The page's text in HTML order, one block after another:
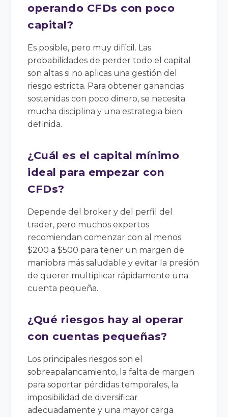
operando CFDs con poco
capital?
Es posible, pero muy difícil. Las
probabilidades de perder todo el capital
son altas si no aplicas una gestión del
riesgo estricta. Para obtener ganancias
sostenidas con poco dinero, se necesita
mucha disciplina y una estrategia bien
definida.
¿Cuál es el capital mínimo
ideal para empezar con
CFDs?
Depende del broker y del perfil del
trader, pero muchos expertos
recomiendan comenzar con al menos
$200 a $500 para tener un margen de
maniobra más saludable y evitar la presión
de querer multiplicar rápidamente una
cuenta pequeña.
¿Qué riesgos hay al operar
con cuentas pequeñas?
Los principales riesgos son el
sobreapalancamiento, la falta de margen
para soportar pérdidas temporales, la
imposibilidad de diversificar
adecuadamente y una mayor carga